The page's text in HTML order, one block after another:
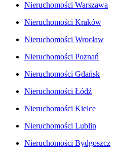
Nieruchomości Warszawa
Nieruchomości Kraków
Nieruchomości Wrocław
Nieruchomości Poznań
Nieruchomości Gdańsk
Nieruchomości Łódź
Nieruchomości Kielce
Nieruchomości Lublin
Nieruchomości Bydgoszcz